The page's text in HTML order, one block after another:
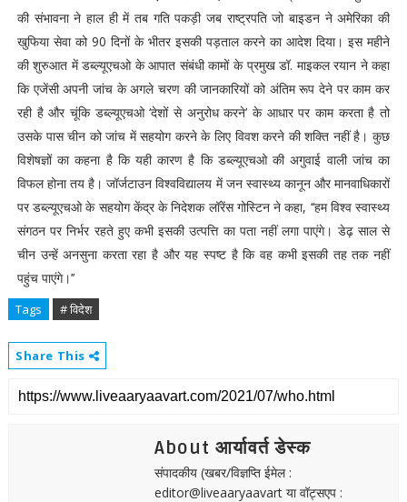
की संभावना ने हाल ही में तब गति पकड़ी जब राष्ट्रपति जो बाइडन ने अमेरिका की
खुफिया सेवा को 90 दिनों के भीतर इसकी पड़ताल करने का आदेश दिया। इस महीने
की शुरुआत में डब्ल्यूएचओ के आपात संबंधी कामों के प्रमुख डॉ. माइकल रयान ने कहा
कि एजेंसी अपनी जांच के अगले चरण की जानकारियों को अंतिम रूप देने पर काम कर
रही है और चूंकि डब्ल्यूएचओ ‘देशों से अनुरोध करने’ के आधार पर काम करता है तो
उसके पास चीन को जांच में सहयोग करने के लिए विवश करने की शक्ति नहीं है। कुछ
विशेषज्ञों का कहना है कि यही कारण है कि डब्ल्यूएचओ की अगुवाई वाली जांच का
विफल होना तय है। जॉर्जटाउन विश्वविद्यालय में जन स्वास्थ्य कानून और मानवाधिकारों
पर डब्ल्यूएचओ के सहयोग केंद्र के निदेशक लॉरेंस गोस्टिन ने कहा, ‘‘हम विश्व स्वास्थ्य
संगठन पर निर्भर रहते हुए कभी इसकी उत्पत्ति का पता नहीं लगा पाएंगे। डेढ़ साल से
चीन उन्हें अनसुना करता रहा है और यह स्पष्ट है कि वह कभी इसकी तह तक नहीं
पहुंच पाएंगे।’’
Tags # विदेश
Share This
About आर्यावर्त डेस्क
संपादकीय (खबर/विज्ञप्ति ईमेल :
editor@liveaaryaavart या वॉट्सएप :